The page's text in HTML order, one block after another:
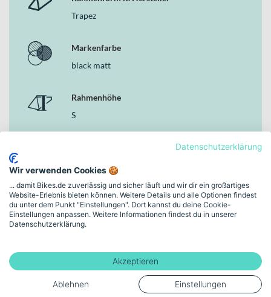
Trapez
Markenfarbe
black matt
Rahmenhöhe
S
Scheibenbremse
Rahmen-Material
Aluminium
Mehr anzeigen
Datenschutzerklärung
Wir verwenden Cookies 🍪
... damit Bikes.de zuverlässig und sicher läuft und wir dir ein großartiges
Website-Erlebnis bieten können. Weitere Details und alle Optionen findest
du unter dem Punkt "Einstellungen". Dort kannst du deine Cookie-
Einstellungen anpassen. Weitere Informationen findest du in unserer
Datenschutzerklärung.
Akzeptieren
Ablehnen Einstellungen